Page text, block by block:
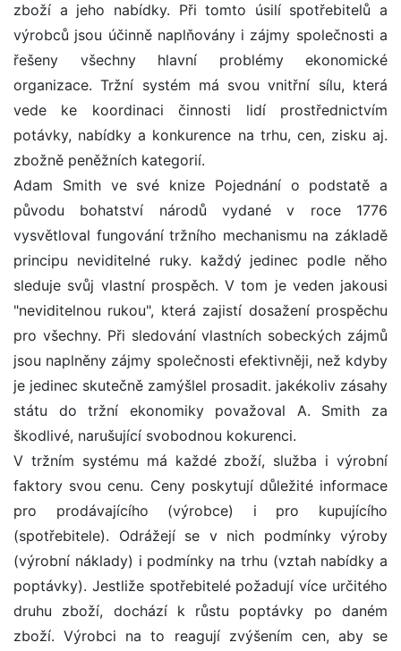
zboží a jeho nabídky. Při tomto úsilí spotřebitelů a
výrobců jsou účinně naplňovány i zájmy společnosti a
řešeny všechny hlavní problémy ekonomické
organizace. Tržní systém má svou vnitřní sílu, která
vede ke koordinaci činnosti lidí prostřednictvím
potávky, nabídky a konkurence na trhu, cen, zisku aj.
zbožně peněžních kategorií.
Adam Smith ve své knize Pojednání o podstatě a
původu bohatství národů vydané v roce 1776
vysvětloval fungování tržního mechanismu na základě
principu neviditelné ruky. každý jedinec podle něho
sleduje svůj vlastní prospěch. V tom je veden jakousi
"neviditelnou rukou", která zajistí dosažení prospěchu
pro všechny. Při sledování vlastních sobeckých zájmů
jsou naplněny zájmy společnosti efektivněji, než kdyby
je jedinec skutečně zamýšlel prosadit. jakékoliv zásahy
státu do tržní ekonomiky považoval A. Smith za
škodlivé, narušující svobodnou kokurenci.
V tržním systému má každé zboží, služba i výrobní
faktory svou cenu. Ceny poskytují důležité informace
pro prodávajícího (výrobce) i pro kupujícího
(spotřebitele). Odrážejí se v nich podmínky výroby
(výrobní náklady) i podmínky na trhu (vztah nabídky a
poptávky). Jestliže spotřebitelé požadují více určitého
druhu zboží, dochází k růstu poptávky po daném
zboží. Výrobci na to reagují zvýšením cen, aby se